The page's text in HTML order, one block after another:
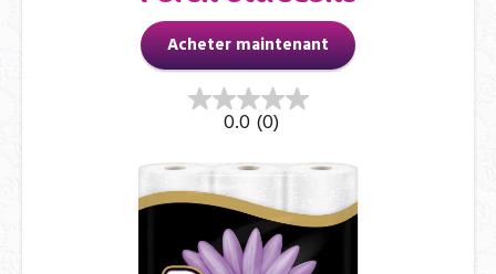
Acheter maintenant
0.0 (0)